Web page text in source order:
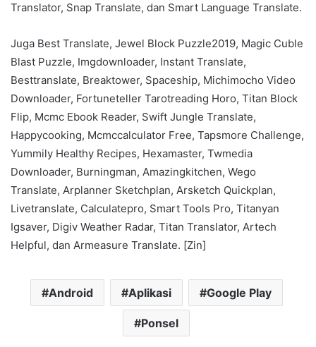
Translator, Snap Translate, dan Smart Language Translate.
Juga Best Translate, Jewel Block Puzzle2019, Magic Cuble
Blast Puzzle, Imgdownloader, Instant Translate,
Besttranslate, Breaktower, Spaceship, Michimocho Video
Downloader, Fortuneteller Tarotreading Horo, Titan Block
Flip, Mcmc Ebook Reader, Swift Jungle Translate,
Happycooking, Mcmccalculator Free, Tapsmore Challenge,
Yummily Healthy Recipes, Hexamaster, Twmedia
Downloader, Burningman, Amazingkitchen, Wego
Translate, Arplanner Sketchplan, Arsketch Quickplan,
Livetranslate, Calculatepro, Smart Tools Pro, Titanyan
Igsaver, Digiv Weather Radar, Titan Translator, Artech
Helpful, dan Armeasure Translate. [Zin]
Android Aplikasi Google Play
Ponsel